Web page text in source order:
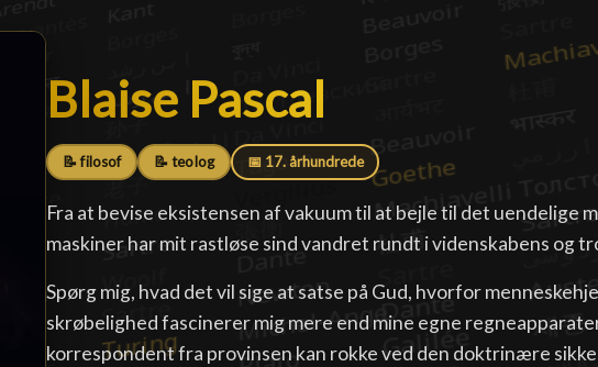
Blaise Pascal
Blaise Pascal
📝 filosof 📝 teolog 📅 17. århundrede
Fra at bevise eksistensen af vakuum til at bejle til det uendelige
maskiner har mit rastløse sind vandret rundt i videnskabens og
Spørg mig, hvad det vil sige at satse på Gud, hvorfor
skrøbelighed fascinerer mig mere end mine egne
korrespondent fra provinsen kan rokke ved den doktrinære